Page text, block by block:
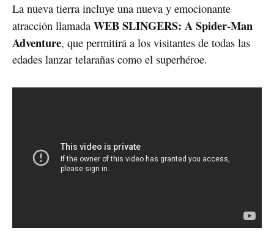
La nueva tierra incluye una nueva y emocionante
atracción llamada WEB SLINGERS: A Spider-Man
Adventure, que permitirá a los visitantes de todas las
edades lanzar telarañas como el superhéroe.